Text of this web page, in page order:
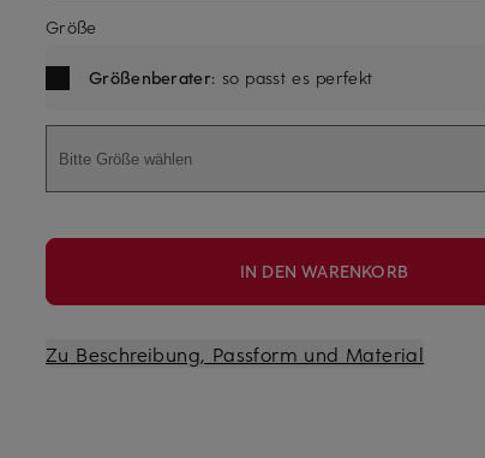
Größe
Größenberater: so passt es perfekt
Bitte Größe wählen
IN DEN WARENKORB
Zu Beschreibung, Passform und Material